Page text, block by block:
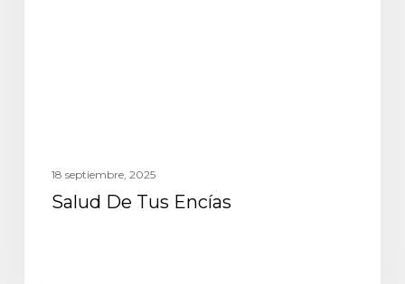
18 septiembre, 2025
Salud De Tus Encías